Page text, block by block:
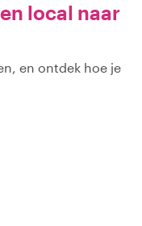
local naar
en ontdek hoe je